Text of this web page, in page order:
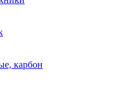
карбон